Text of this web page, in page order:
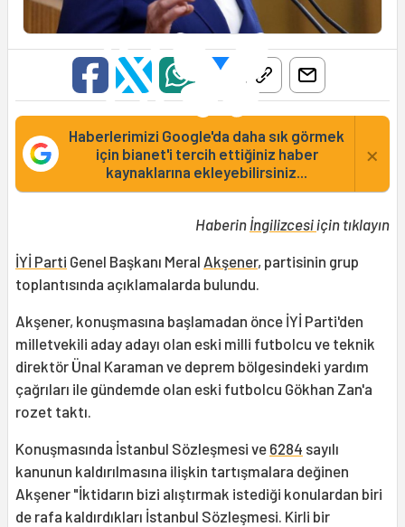
Haberlerimizi Google'da daha sık görmek
için bianet'i tercih ettiğiniz haber
kaynaklarına ekleyebilirsiniz...
×
Haberin İngilizcesiiçin tıklayın
İYİ Parti Genel Başkanı Meral Akşener, partisinin grup
toplantısında açıklamalarda bulundu.
Akşener, konuşmasına başlamadan önce İYİ Parti'den
milletvekili aday adayı olan eski milli futbolcu ve teknik
direktör Ünal Karaman ve deprem bölgesindeki yardım
çağrıları ile gündemde olan eski futbolcu Gökhan Zan'a
rozet taktı.
Konuşmasında İstanbul Sözleşmesi ve 6284 sayılı
kanunun kaldırılmasına ilişkin tartışmalara değinen
Akşener "İktidarın bizi alıştırmak istediği konulardan biri
de rafa kaldırdıkları İstanbul Sözleşmesi. Kirli bir